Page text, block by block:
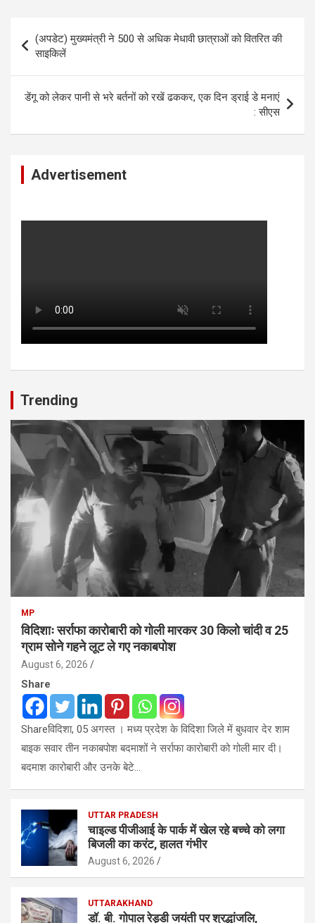
navigation
(अपडेट) मुख्यमंत्री ने 500 से अधिक मेधावी छात्राओं को वितरित की
साइकिलें
डेंगू को लेकर पानी से भरे बर्तनों को रखें ढककर, एक दिन ड्राई डे मनाएं
: सीएस
Advertisement
Trending
MP
विदिशाः सर्राफा कारोबारी को गोली मारकर 30 किलो चांदी व 25
ग्राम सोने गहने लूट ले गए नकाबपोश
August 6, 2026
Share
Shareविदिशा, 05 अगस्त । मध्य प्रदेश के विदिशा जिले में बुधवार देर शाम
बाइक सवार तीन नकाबपोश बदमाशों ने सर्राफा कारोबारी को गोली मार दी।
बदमाश कारोबारी और उनके बेटे…
UTTAR PRADESH
चाइल्ड पीजीआई के पार्क में खेल रहे बच्चे को लगा
बिजली का करंट, हालत गंभीर
August 6, 2026
UTTARAKHAND
डॉ. बी. गोपाल रेड्डी जयंती पर श्रद्धांजलि,